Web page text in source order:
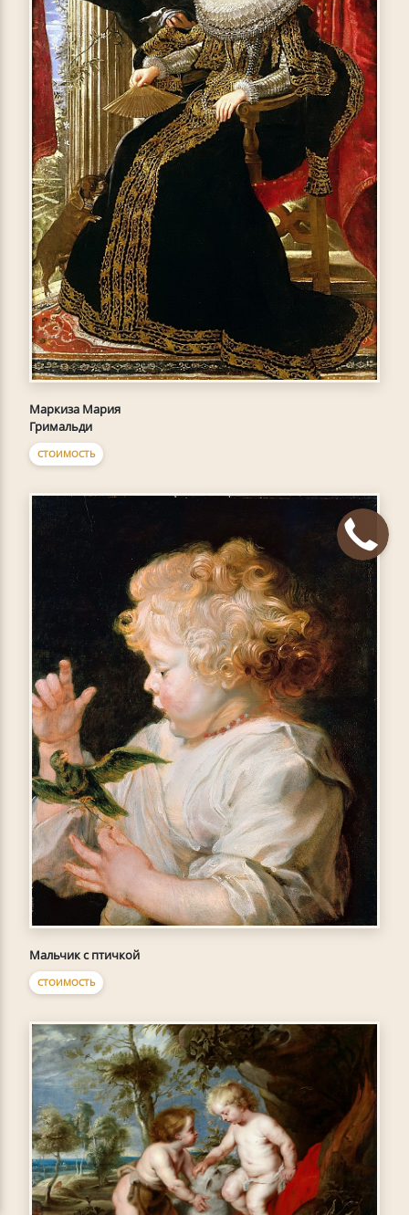
Маркиза Мария
Гримальди
СТОИМОСТЬ
Мальчик с птичкой
СТОИМОСТЬ